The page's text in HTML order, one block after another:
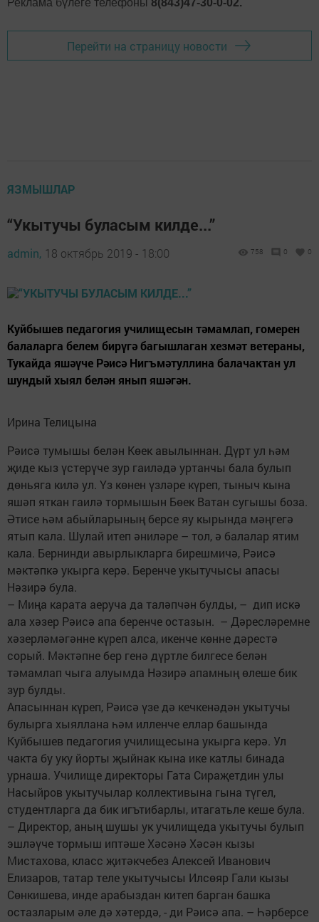
Реклама бүлеге телефоны 8(843)47-30-0-02.
Перейти на страницу новости
ЯЗМЫШЛАР
“Укытучы буласым килде...”
admin, 18 октябрь 2019 - 18:00 758 0 0
Куйбышев педагогия училищесын тәмамлап, гомерен
балаларга белем бирүгә багышлаган хезмәт ветераны,
Тукайда яшәүче Рәисә Нигъмәтуллина балачактан ул
шундый хыял белән янып яшәгән.
Ирина Телицына
Рәисә тумышы белән Көек авылыннан. Дүрт ул һәм
җиде кыз үстерүче зур гаиләдә уртанчы бала булып
дөньяга килә ул. Үз көнен үзләре күреп, тыныч кына
яшәп яткан гаилә тормышын Бөек Ватан сугышы боза.
Әтисе һәм абыйларының берсе яу кырында мәңгегә
ятып кала. Шулай итеп әниләре – тол, ә балалар ятим
кала. Бернинди авырлыкларга бирешмичә, Рәисә
мәктәпкә укырга керә. Беренче укытучысы апасы
Нәзирә була.
– Миңа карата аеруча да таләпчән булды, – дип искә
ала хәзер Рәисә апа беренче остазын. – Дәресләремне
хәзерләмәгәнне күреп алса, икенче көнне дәрестә
сорый. Мәктәпне бер генә дүртле билгесе белән
тәмамлап чыга алуымда Нәзирә апамның өлеше бик
зур булды.
Апасыннан күреп, Рәисә үзе дә кечкенәдән укытучы
булырга хыяллана һәм илленче еллар башында
Куйбышев педагогия училищесына укырга керә. Ул
чакта бу уку йорты җыйнак кына ике катлы бинада
урнаша. Училище директоры Гата Сираҗетдин улы
Насыйров укытучылар коллективына гына түгел,
студентларга да бик игътибарлы, итагатьле кеше була.
– Директор, аның шушы ук училищеда укытучы булып
эшләүче тормыш иптәше Хәсәнә Хәсән кызы
Мистахова, класс җитәкчебез Алексей Иванович
Елизаров, татар теле укытучысы Илсөяр Гали кызы
Сөнкишева, инде арабыздан китеп барган башка
остазларым әле дә хәтердә, - ди Рәисә апа. – Һәрберсе